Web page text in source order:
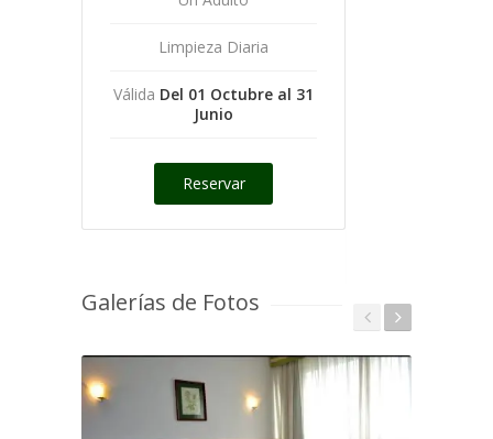
Limpieza Diaria
Válida Del 01 Octubre al 31
Junio
Reservar
Galerías de Fotos